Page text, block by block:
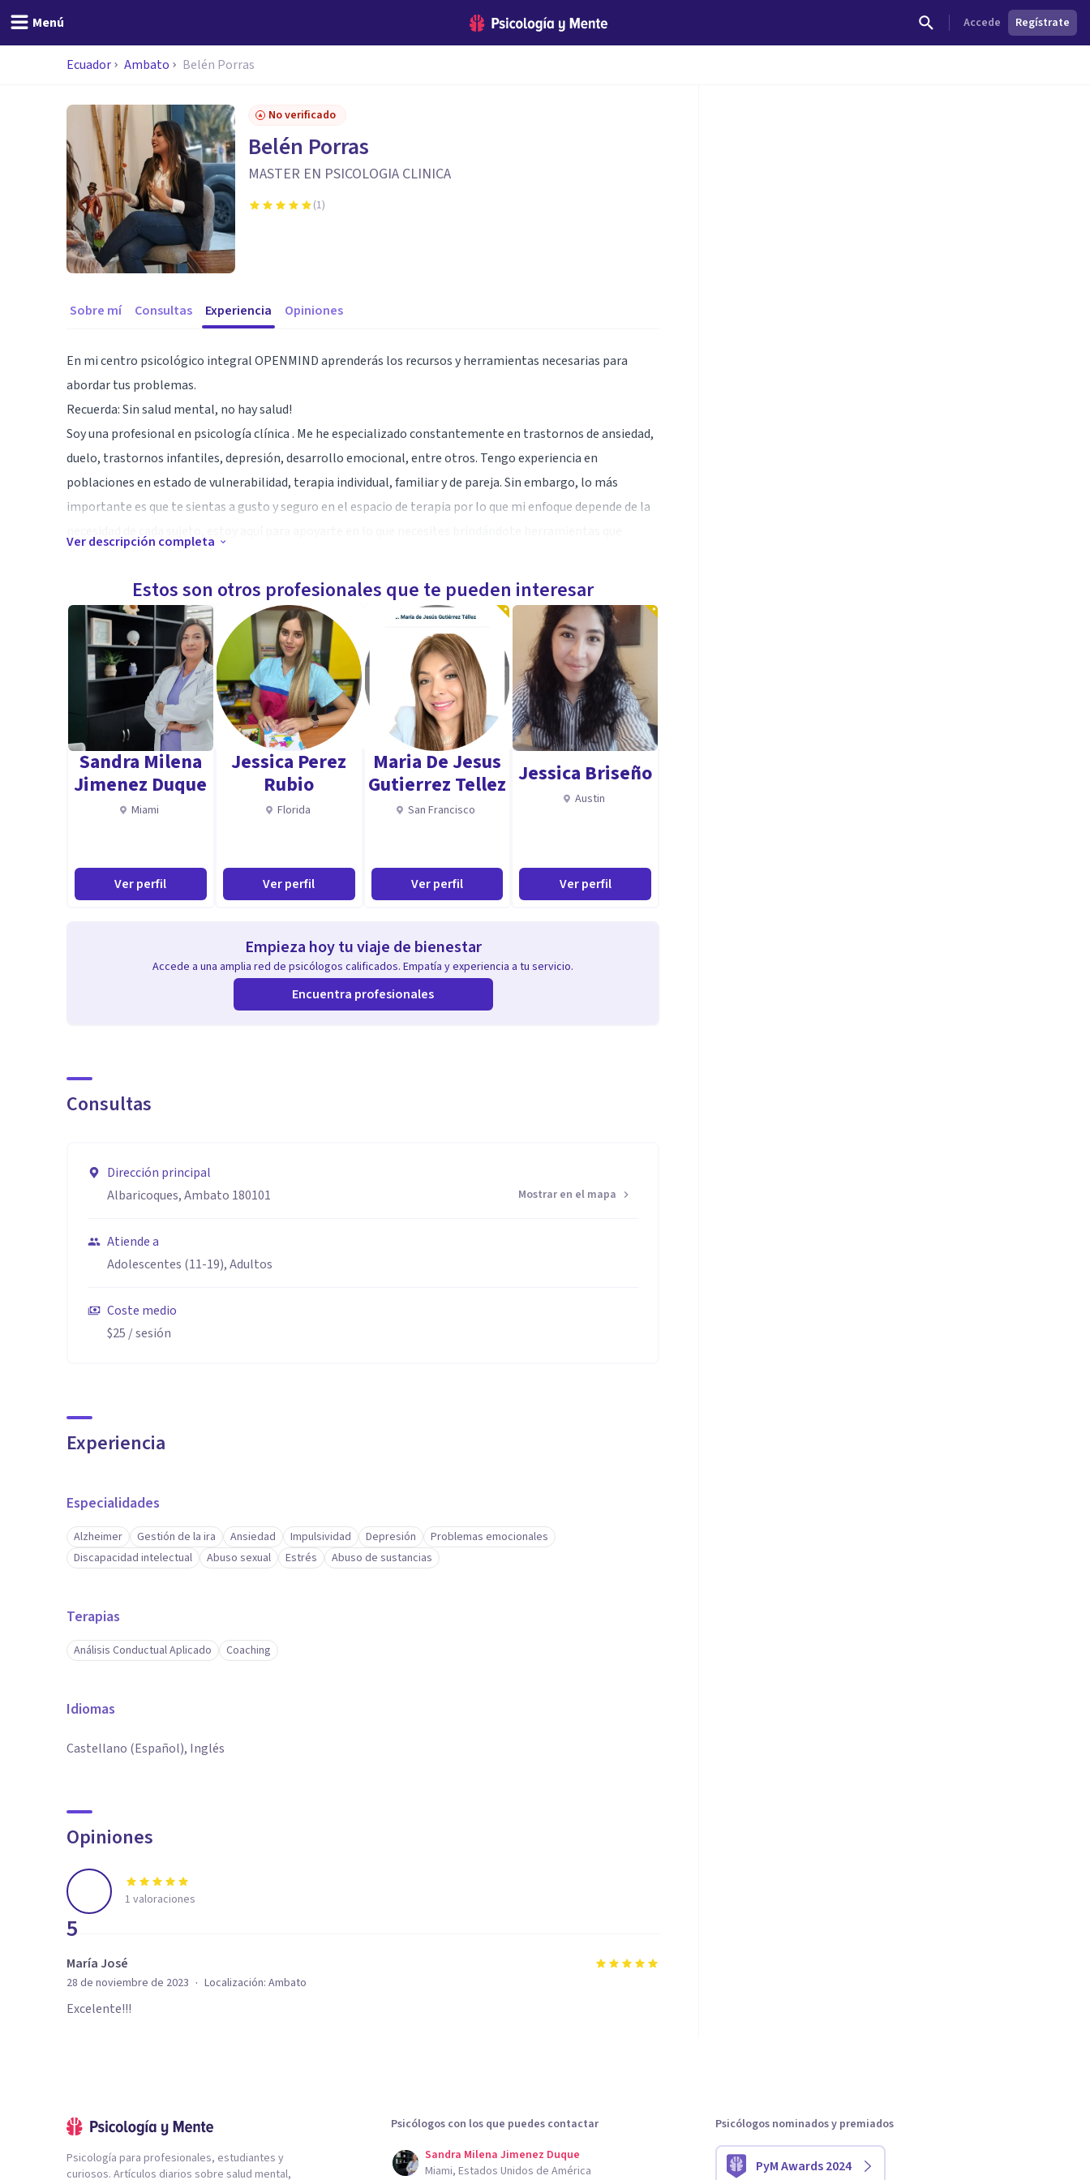
Menú Accede Regístrate
Ecuador Ambato Belén Porras
No verificado
Belén Porras
MASTER EN PSICOLOGIA CLINICA
(1)
Sobre mí Consultas Experiencia Opiniones
En mi centro psicológico integral OPENMIND aprenderás los recursos y herramientas necesarias para
abordar tus problemas.
Recuerda: Sin salud mental, no hay salud!
Soy una profesional en psicología clínica . Me he especializado constantemente en trastornos de ansiedad,
duelo, trastornos infantiles, depresión, desarrollo emocional, entre otros. Tengo experiencia en
poblaciones en estado de vulnerabilidad, terapia individual, familiar y de pareja. Sin embargo, lo más
importante es que te sientas a gusto y seguro en el espacio de terapia por lo que mi enfoque depende de la
Ver descripción completa
Estos son otros profesionales que te pueden interesar
Sandra Milena
Jimenez Duque
Miami
Ver perfil
Jessica Perez
Rubio
Florida
Ver perfil
Maria De Jesus
Gutierrez Tellez
San Francisco
Ver perfil
Jessica Briseño
Austin
Ver perfil
Empieza hoy tu viaje de bienestar
Accede a una amplia red de psicólogos calificados. Empatía y experiencia a tu servicio.
Encuentra profesionales
Consultas
Dirección principal
Albaricoques, Ambato 180101
Mostrar en el mapa
Atiende a
Adolescentes (11-19), Adultos
Coste medio
$25 / sesión
Experiencia
Especialidades
Alzheimer Gestión de la ira Ansiedad Impulsividad Depresión
Problemas emocionales
Discapacidad intelectual
Abuso sexual Estrés Abuso de sustancias
Terapias
Análisis Conductual Aplicado Coaching
Idiomas
Castellano (Español), Inglés
Opiniones
5
1 valoraciones
María José
28 de noviembre de 2023 · Localización: Ambato
Excelente!!!
Psicología para profesionales, estudiantes y
curiosos. Artículos diarios sobre salud mental,
Psicólogos con los que puedes contactar
Sandra Milena Jimenez Duque
Miami, Estados Unidos de América
Psicólogos nominados y premiados
PyM Awards 2024